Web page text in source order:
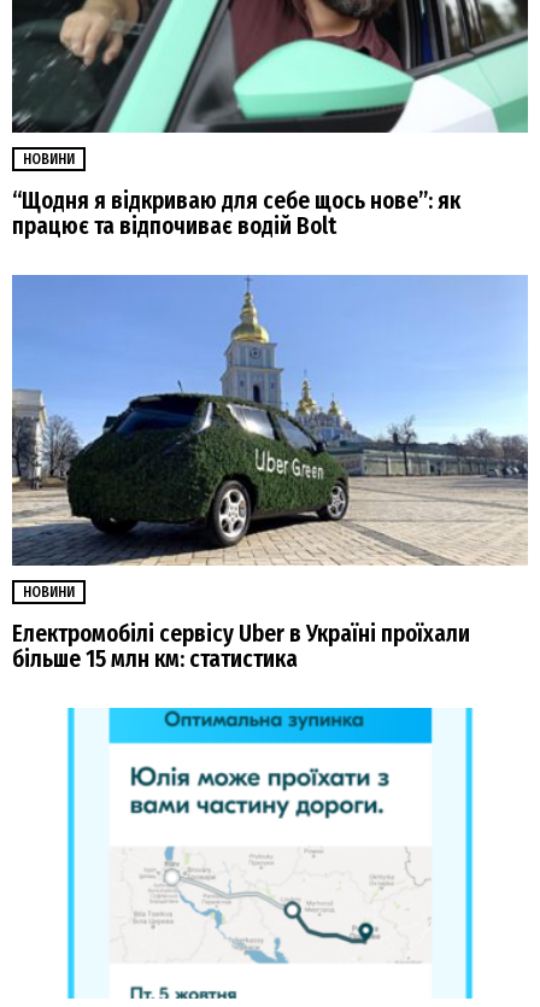
НОВИНИ
“Щодня я відкриваю для себе щось нове”: як
працює та відпочиває водій Bolt
НОВИНИ
Електромобілі сервісу Uber в Україні проїхали
більше 15 млн км: статистика